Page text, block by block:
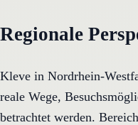
Regionale
Kleve in Nordrhein-
reale Wege,
betrachtet werden.